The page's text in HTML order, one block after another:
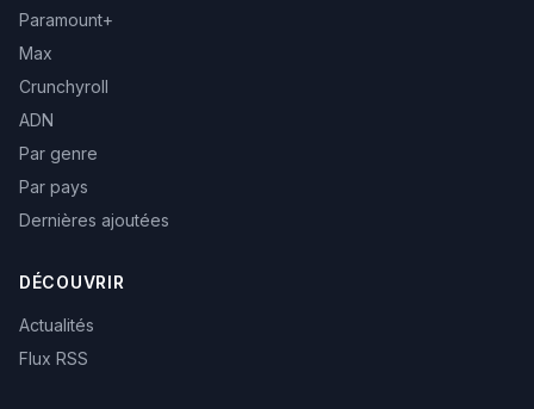
Paramount+
Max
Crunchyroll
ADN
Par genre
Par pays
Dernières ajoutées
DÉCOUVRIR
Actualités
Flux RSS